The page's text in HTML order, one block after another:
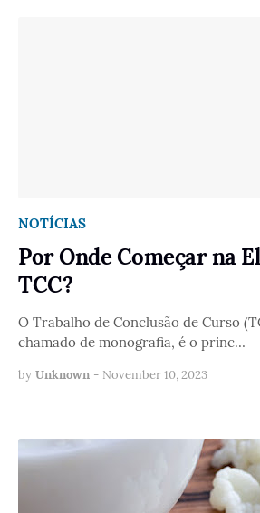
NOTÍCIAS
Por Onde Começar na
TCC?
O Trabalho de Conclusão de Curso
chamado de monografia, é o princ…
by Unknown - November 10, 2023